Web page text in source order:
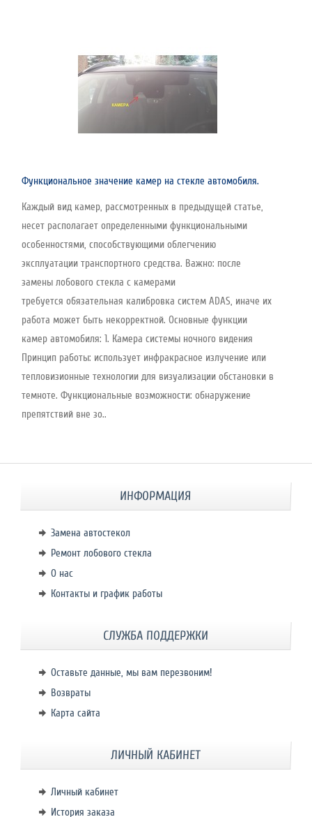
Функциональное значение камер на стекле автомобиля.
Каждый вид камер, рассмотренных в предыдущей статье,
несет располагает определенными функциональными
особенностями, способствующими облегчению
эксплуатации транспортного средства. Важно: после
замены лобового стекла с камерами
требуется обязательная калибровка систем ADAS, иначе их
работа может быть некорректной. Основные функции
камер автомобиля: 1. Камера системы ночного видения
Принцип работы: использует инфракрасное излучение или
тепловизионные технологии для визуализации обстановки в
темноте. Функциональные возможности: обнаружение
препятствий вне зо..
ИНФОРМАЦИЯ
Замена автостекол
Ремонт лобового стекла
О нас
Контакты и график работы
СЛУЖБА ПОДДЕРЖКИ
Оставьте данные, мы вам перезвоним!
Возвраты
Карта сайта
ЛИЧНЫЙ КАБИНЕТ
Личный кабинет
История заказа